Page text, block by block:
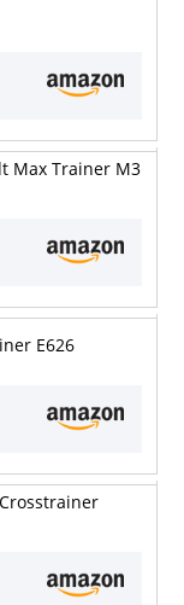
Max Trainer M3
E626